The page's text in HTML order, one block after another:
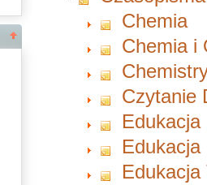
Chemia
Chemia i
Czytanie